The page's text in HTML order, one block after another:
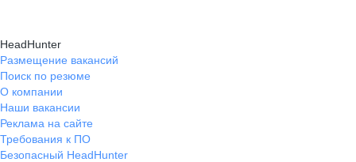
HeadHunter
Размещение вакансий
Поиск по резюме
О компании
Наши вакансии
Реклама на сайте
Требования к ПО
Безопасный HeadHunter